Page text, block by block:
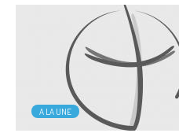
A LA UNE